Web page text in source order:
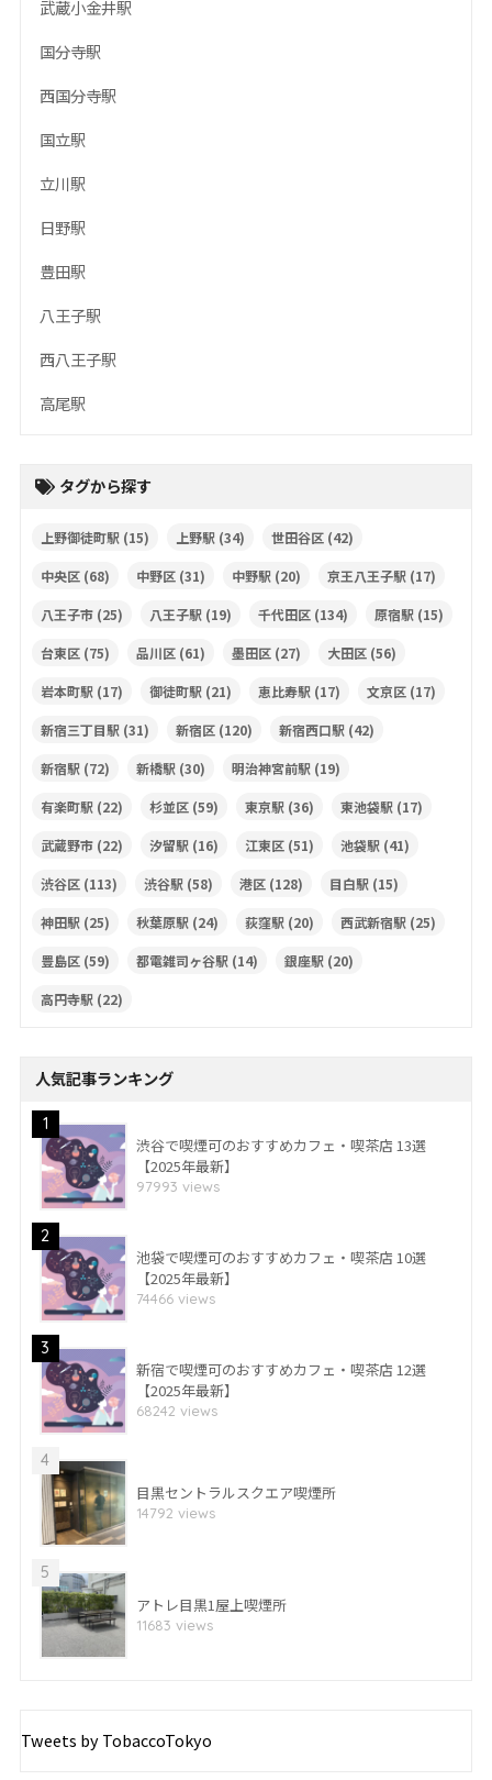
武蔵小金井駅
国分寺駅
西国分寺駅
国立駅
立川駅
日野駅
豊田駅
八王子駅
西八王子駅
高尾駅
タグから探す
上野御徒町駅 (15) 上野駅 (34) 世田谷区(42)
中央区(68) 中野区(31) 中野駅 (20) 京王八王子駅 (17)
八王子市(25) 八王子駅 (19) 千代田区(134) 原宿駅 (15)
台東区(75) 品川区(61) 墨田区(27) 大田区(56)
岩本町駅 (17) 御徒町駅 (21) 恵比寿駅 (17) 文京区(17)
新宿三丁目駅 (31) 新宿区(120) 新宿西口駅 (42)
新宿駅 (72) 新橋駅 (30) 明治神宮前駅 (19)
有楽町駅 (22) 杉並区(59) 東京駅 (36) 東池袋駅 (17)
武蔵野市(22) 汐留駅 (16) 江東区(51) 池袋駅 (41)
渋谷区(113) 渋谷駅 (58) 港区(128) 目白駅 (15)
神田駅 (25) 秋葉原駅 (24) 荻窪駅 (20) 西武新宿駅 (25)
豊島区(59) 都電雑司ヶ谷駅 (14) 銀座駅 (20)
高円寺駅 (22)
人気記事ランキング
1
渋谷で喫煙可のおすすめカフェ・喫茶店 13選
【2025年最新】
97993 views
2
池袋で喫煙可のおすすめカフェ・喫茶店 10選
【2025年最新】
74466 views
3
新宿で喫煙可のおすすめカフェ・喫茶店 12選
【2025年最新】
68242 views
4
目黒セントラルスクエア喫煙所
14792 views
5
アトレ目黒1屋上喫煙所
11683 views
Tweets by TobaccoTokyo